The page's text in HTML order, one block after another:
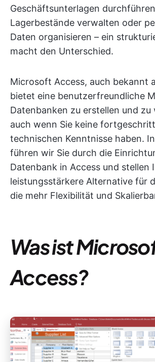
Geschäftsunterlagen
Lagerbestände verwalten oder
Daten organisieren – ein
macht den Unterschied.
Microsoft Access, auch bekannt
bietet eine benutzerfreundliche
Datenbanken zu erstellen und zu
auch wenn Sie keine
technischen Kenntnisse haben.
führen wir Sie durch die
Datenbank in Access und stellen
leistungsstärkere Alternative für
die mehr Flexibilität und
Was ist
Access?